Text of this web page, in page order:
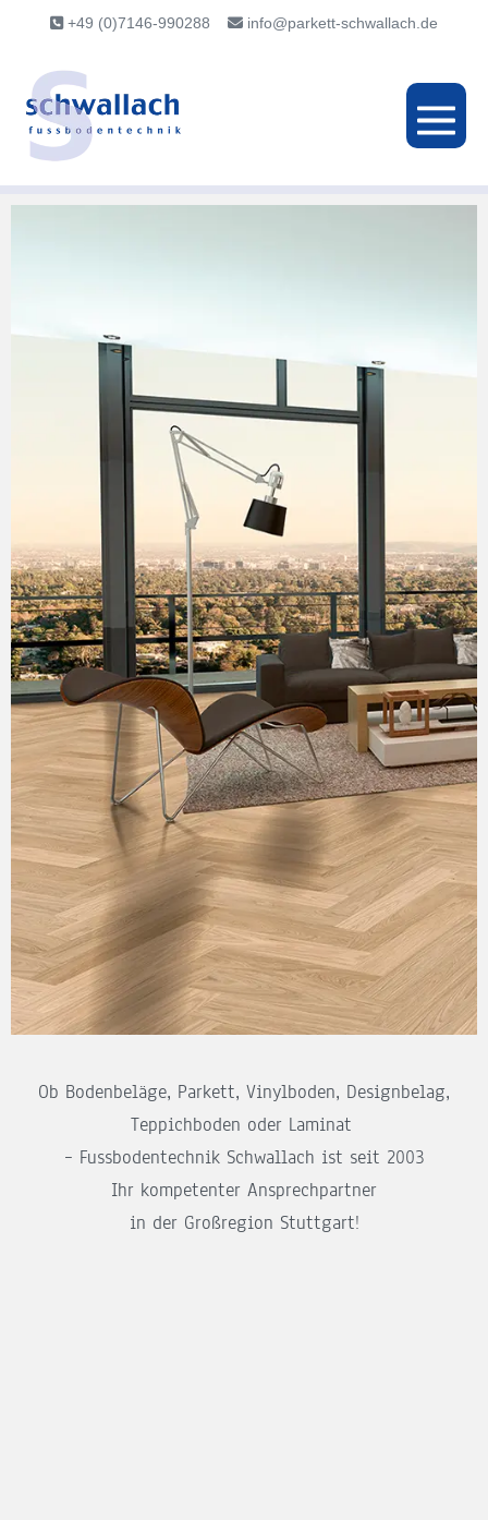
+49 (0)7146-990288 info@parkett-schwallach.de
Ob Bodenbeläge, Parkett, Vinylboden, Designbelag,
Teppichboden oder Laminat
– Fussbodentechnik Schwallach ist seit 2003
Ihr kompetenter Ansprechpartner
in der Großregion Stuttgart!